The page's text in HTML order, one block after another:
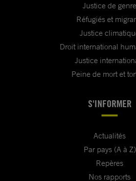
Justice de genre
Réfugiés et
Justice
Droit international
Justice
Peine de mort et
S'INFORMER
Actualités
Par pays (A à Z)
Repères
Nos rapports